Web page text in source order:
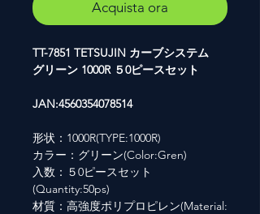
Acquista ora
TT-7851 TETSUJIN カーブシステム
グリーン 1000R ５0ピースセット
JAN:4560354078514
形状：1000R(TYPE:1000R)
カラー：グリーン(Color:Gren)
入数：５0ピースセット
(Quantity:50ps)
材質：高強度ポリプロピレン(Material: